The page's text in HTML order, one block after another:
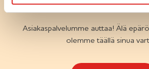
Asiakaspalvelumme auttaa! Älä
olemme täällä sinua